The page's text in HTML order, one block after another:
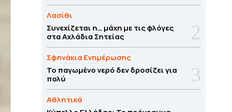
Λασίθι
Συνεχίζεται η… μάχη με τις φλόγες
στα Αχλάδια Σητείας
Σφηνάκια Ενημέρωσης
Το παγωμένο νερό δεν δροσίζει για
πολύ
Αθλητικά